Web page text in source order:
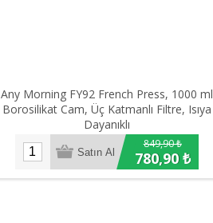
Any Morning FY92 French Press, 1000 ml
Borosilikat Cam, Üç Katmanlı Filtre, Isıya
Dayanıklı
849,90 ₺
780,90 ₺